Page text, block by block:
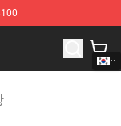
Merchandise Shop